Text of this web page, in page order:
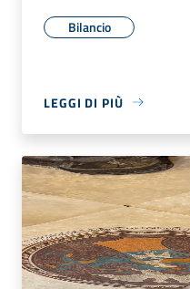
Bilancio
LEGGI DI PIÙ